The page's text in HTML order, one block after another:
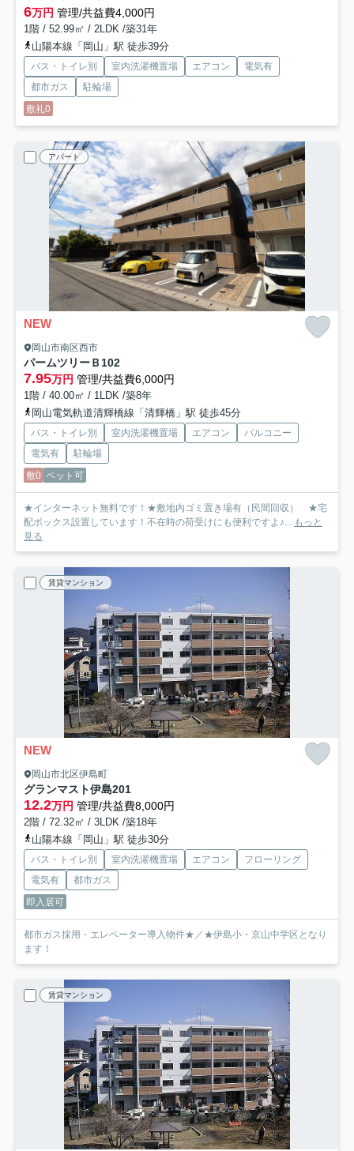
6万円 管理/共益費4,000円
1階 / 52.99㎡ / 2LDK /築31年
山陽本線「岡山」駅 徒歩39分
バス・トイレ別 室内洗濯機置場 エアコン
電気有
都市ガス
駐輪場
敷礼0
アパート
NEW
岡山市南区西市
パームツリーＢ102
7.95万円 管理/共益費6,000円
1階 / 40.00㎡ / 1LDK /築8年
岡山電気軌道清輝橋線「清輝橋」駅 徒歩45分
バス・トイレ別 室内洗濯機置場 エアコン
バルコニー
電気有
駐輪場
敷0 ペット可
★インターネット無料です！★敷地内ゴミ置き場有（民間回収） ★宅
配ボックス設置しています！不在時の荷受けにも便利ですよ♪... もっと
見る
賃貸マンション
NEW
岡山市北区伊島町
グランマスト伊島201
12.2万円 管理/共益費8,000円
2階 / 72.32㎡ / 3LDK /築18年
山陽本線「岡山」駅 徒歩30分
バス・トイレ別 室内洗濯機置場 エアコン
フローリング
電気有
都市ガス
即入居可
都市ガス採用・エレベーター導入物件★／★伊島小・京山中学区となり
ます！
賃貸マンション